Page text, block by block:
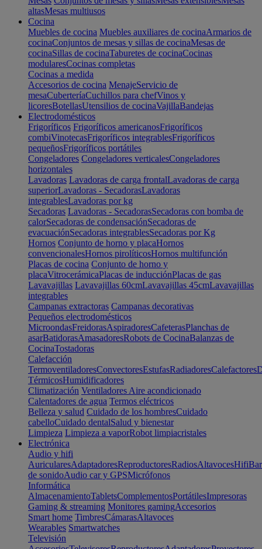
altasMesas multiusos
Cocina
Muebles de cocina Muebles auxiliares de cocinaArmarios de
cocinaConjuntos de mesas y sillas de cocinaMesas de
cocinaSillas de cocinaTaburetes de cocinaCocinas
modularesCocinas completas
Cocinas a medida
Accesorios de cocina MenajeServicio de
mesaCuberteríaCuchillos para chefVinos y
licoresBotellasUtensilios de cocinaVajillaBandejas
Electrodomésticos
Frigoríficos Frigoríficos americanosFrigoríficos
combiVinotecasFrigoríficos integrablesFrigoríficos
pequeñosFrigoríficos portátiles
Congeladores Congeladores verticalesCongeladores
horizontales
Lavadoras Lavadoras de carga frontalLavadoras de carga
superiorLavadoras - SecadorasLavadoras
integrablesLavadoras por kg
Secadoras Lavadoras - SecadorasSecadoras con bomba de
calorSecadoras de condensaciónSecadoras de
evacuaciónSecadoras integrablesSecadoras por Kg
Hornos Conjunto de horno y placaHornos
convencionalesHornos pirolíticosHornos multifunción
Placas de cocina Conjunto de horno y
placaVitrocerámicaPlacas de inducciónPlacas de gas
Lavavajillas Lavavajillas 60cmLavavajillas 45cmLavavajillas
integrables
Campanas extractoras Campanas decorativas
Pequeños electrodomésticos
MicroondasFreidorasAspiradoresCafeterasPlanchas de
asarBatidorasAmasadoresRobots de CocinaBalanzas de
CocinaTostadoras
Calefacción
TermoventiladoresConvectoresEstufasRadiadoresCalefactores
TérmicosHumidificadores
Climatización Ventiladores Aire acondicionado
Calentadores de agua Termos eléctricos
Belleza y salud Cuidado de los hombresCuidado
cabelloCuidado dentalSalud y bienestar
Limpieza Limpieza a vaporRobot limpiacristales
Electrónica
Audio y hifi
AuricularesAdaptadoresReproductoresRadiosAltavocesHifi
de sonidoAudio car y GPSMicrófonos
Informática
AlmacenamientoTabletsComplementosPortátilesImpresoras
Gaming & streaming Monitores gamingAccesorios
Smart home TimbresCámarasAltavoces
Wearables Smartwatches
Televisión